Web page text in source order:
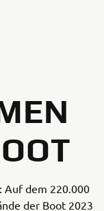
Auf dem 220.000
der Boot 2023